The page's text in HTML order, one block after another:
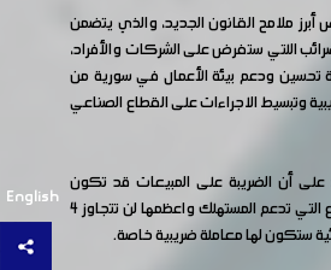
English
أبرز ملامح القانون الجديد، والذي يتضمن
اللتي ستفرض على الشركات والأفراد،
ودعم بيئة الأعمال في سورية من
وتبسيط الاجراءات على القطاع الصناعي
على أن الضريبة على المبيعات قد تكون
صفرية على بعض السلع التي تدعم المستهلك واعظمها لن تتجاوز ٤
ستكون لها معاملة ضريبية خاصة.